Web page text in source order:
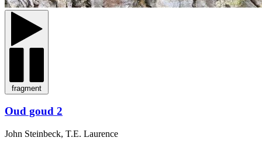
fragment
Oud goud 2
John Steinbeck, T.E. Laurence